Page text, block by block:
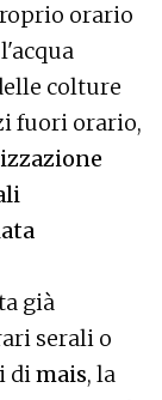
orario
colture
fuori orario,
già
serali o
dimais, la